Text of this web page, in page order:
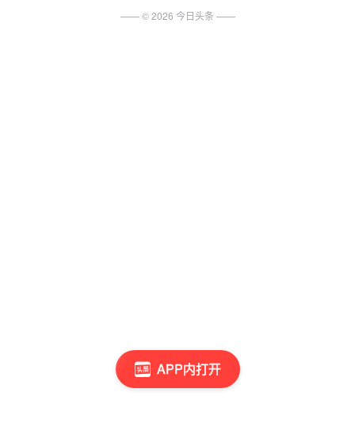
APP内打开
—— ©2026 今日头条 ——